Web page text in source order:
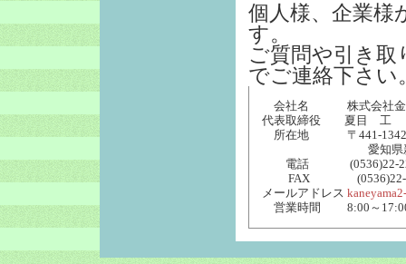
個人様、企業様
す。
ご質問や引き
でご連絡下さい
会社名 株式会社金
代表取締役 夏目 工
所在地 〒441-1342
愛知県新城市
電話 (0536)22-
FAX (0536)22-
メールアドレス
営業時間 8:00～